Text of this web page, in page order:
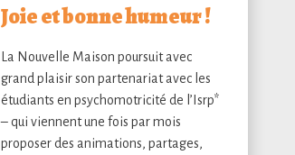
Joie et bonne humeur !
La Nouvelle Maison poursuit avec
grand plaisir son partenariat avec les
étudiants en psychomotricité de l’Isrp*
– qui viennent une fois par mois
proposer des animations, partages,